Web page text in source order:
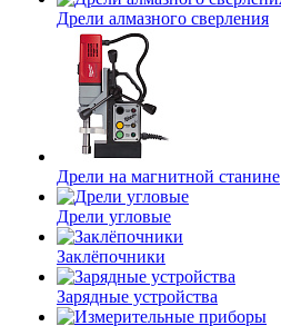
Дрели алмазного сверления
Дрели на магнитной станине
Дрели угловые
Заклёпочники
Зарядные устройства